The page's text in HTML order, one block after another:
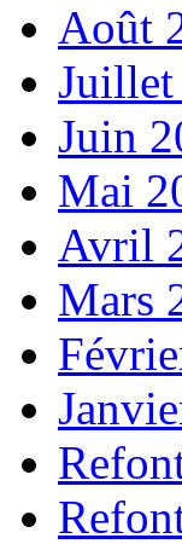
Août
Juillet
Juin
Mai
Avril
Mars